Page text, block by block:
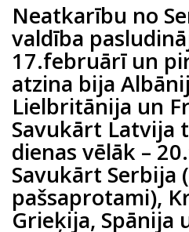
Neatkarību no
valdība
17.februārī un
atzina bija
Lielbritānija un
Savukārt Latvija
dienas vēlāk –
Savukārt Serbija
pašsaprotami),
Grieķija, Spānija